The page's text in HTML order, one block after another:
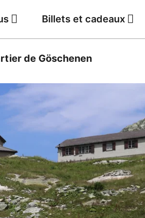
Billets et cadeaux
Météo
de Göschenen